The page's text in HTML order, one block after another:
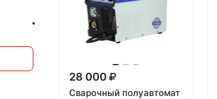
28 000
Сварочный полуавтомат